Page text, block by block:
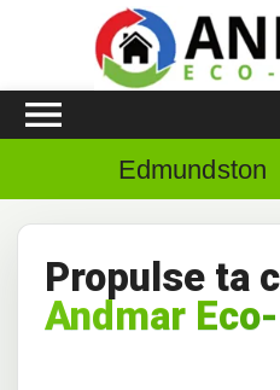
Edmundston
Propulse ta
Andmar